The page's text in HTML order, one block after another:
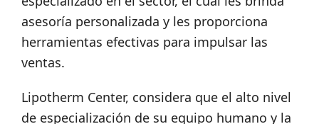
asesoría personalizada y les proporciona
herramientas efectivas para impulsar las
ventas.
Lipotherm Center, considera que el alto nivel
de especialización de su equipo humano y la